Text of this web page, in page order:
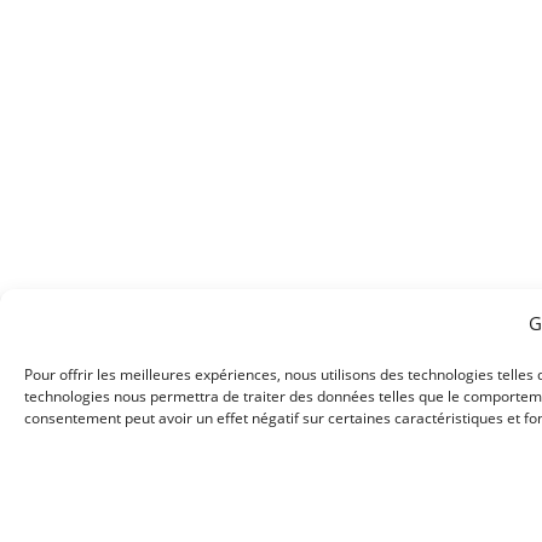
Pour offrir les meilleures expériences, nous utilisons des technologies
technologies nous permettra de traiter des données telles que le
consentement peut avoir un effet négatif sur certaines caractéristiques et